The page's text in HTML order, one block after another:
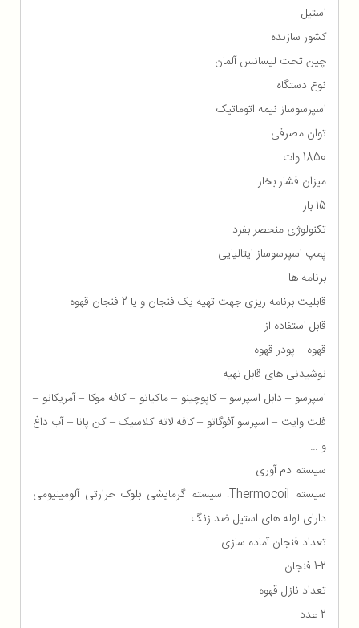
استیل
کشور سازنده
چین تحت لیسانس آلمان
نوع دستگاه
اسپرسوساز نیمه اتوماتیک
توان مصرفی
1850 وات
میزان فشار بخار
15 بار
تکنولوژی منحصر بفرد
پمپ اسپرسوساز ایتالیایی
برنامه ها
قابلیت برنامه ریزی جهت تهیه یک فنجان و یا 2 فنجان قهوه
قابل استفاده از
قهوه – پودر قهوه
نوشیدنی های قابل تهیه
اسپرسو – دابل اسپرسو – کاپوچینو – ماکیاتو – کافه موکا – آمریکانو –
فلت وایت – اسپرسو آفوگاتو – کافه لاته کلاسیک – کن پانا – آب داغ
و …
سیستم دم آوری
سیستم Thermocoil: سیستم گرمایشی بلوک حرارتی آلومینیومی
دارای لوله های استیل ضد زنگ
تعداد فنجان آماده سازی
1-2 فنجان
تعداد نازل قهوه
2 عدد